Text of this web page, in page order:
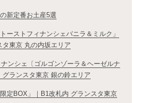
新定番お土産5選
ーストフィナンシェバニラ＆ミルク」
タ東京 丸の内坂エリア
ンシェ〔ゴルゴンゾーラ＆ヘーゼルナ
グランスタ東京 銀の鈴エリア
定BOX」｜B1改札内 グランスタ東京